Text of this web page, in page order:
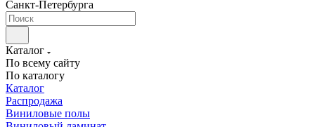
Санкт-Петербурга
Каталог
По всему сайту
По каталогу
Каталог
Распродажа
Виниловые полы